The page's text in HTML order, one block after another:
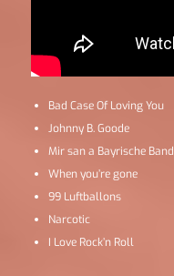
Bad Case Of Loving You
Johnny B. Goode
Mir san a Bayrische Band
When you’re gone
99 Luftballons
Narcotic
I Love Rock’n Roll